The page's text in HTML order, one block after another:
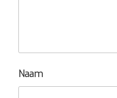
Naam